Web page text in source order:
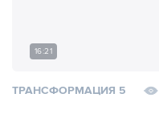
16:21
ТРАНСФОРМАЦИЯ 5